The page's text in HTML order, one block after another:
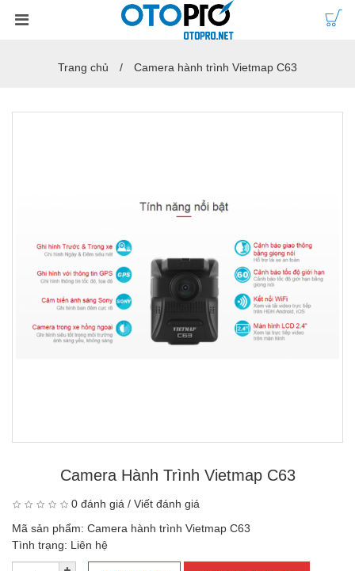
Trang chủ Camera hành trình Vietmap C63
Camera Hành Trình Vietmap C63
0 đánh giá / Viết đánh giá
Mã sản phẩm: Camera hành trình Vietmap C63
Tình trạng: Liên hệ